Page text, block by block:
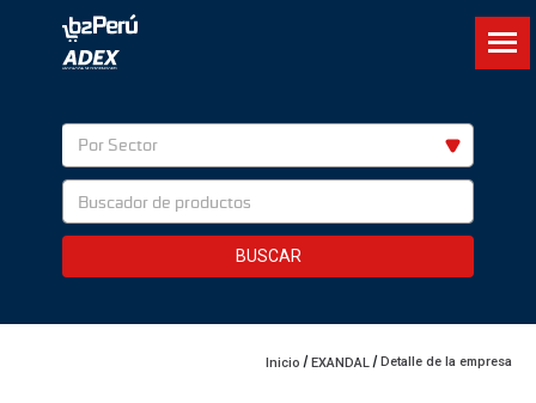
Por Sector
BUSCAR
Inicio EXANDAL Detalle de la empresa